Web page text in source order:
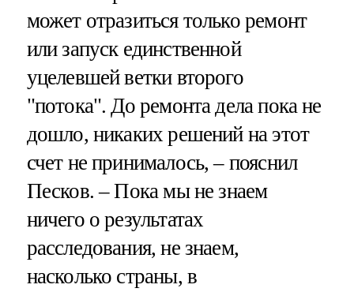
может отразиться только ремонт
или запуск единственной
уцелевшей ветки второго
"потока". До ремонта дела пока не
дошло, никаких решений на этот
счет не принималось, – пояснил
Песков. – Пока мы не знаем
ничего о результатах
расследования, не знаем,
насколько страны, в